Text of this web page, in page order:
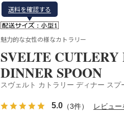
送料を確認する
魅力的な女性の様なカトラリー
SVELTE
DINNER SPOON
スヴェルト カトラリー ディナー スプ
5.0 （3件） レビュー